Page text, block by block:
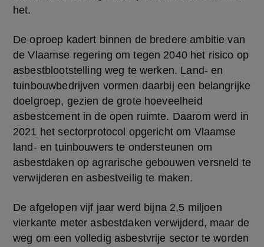
het.
De oproep kadert binnen de bredere ambitie van
de Vlaamse regering om tegen 2040 het risico op
asbestblootstelling weg te werken. Land- en
tuinbouwbedrijven vormen daarbij een belangrijke
doelgroep, gezien de grote hoeveelheid
asbestcement in de open ruimte. Daarom werd in
2021 het sectorprotocol opgericht om Vlaamse
land- en tuinbouwers te ondersteunen om
asbestdaken op agrarische gebouwen versneld te
verwijderen en asbestveilig te maken.
De afgelopen vijf jaar werd bijna 2,5 miljoen
vierkante meter asbestdaken verwijderd, maar de
weg om een volledig asbestvrije sector te worden